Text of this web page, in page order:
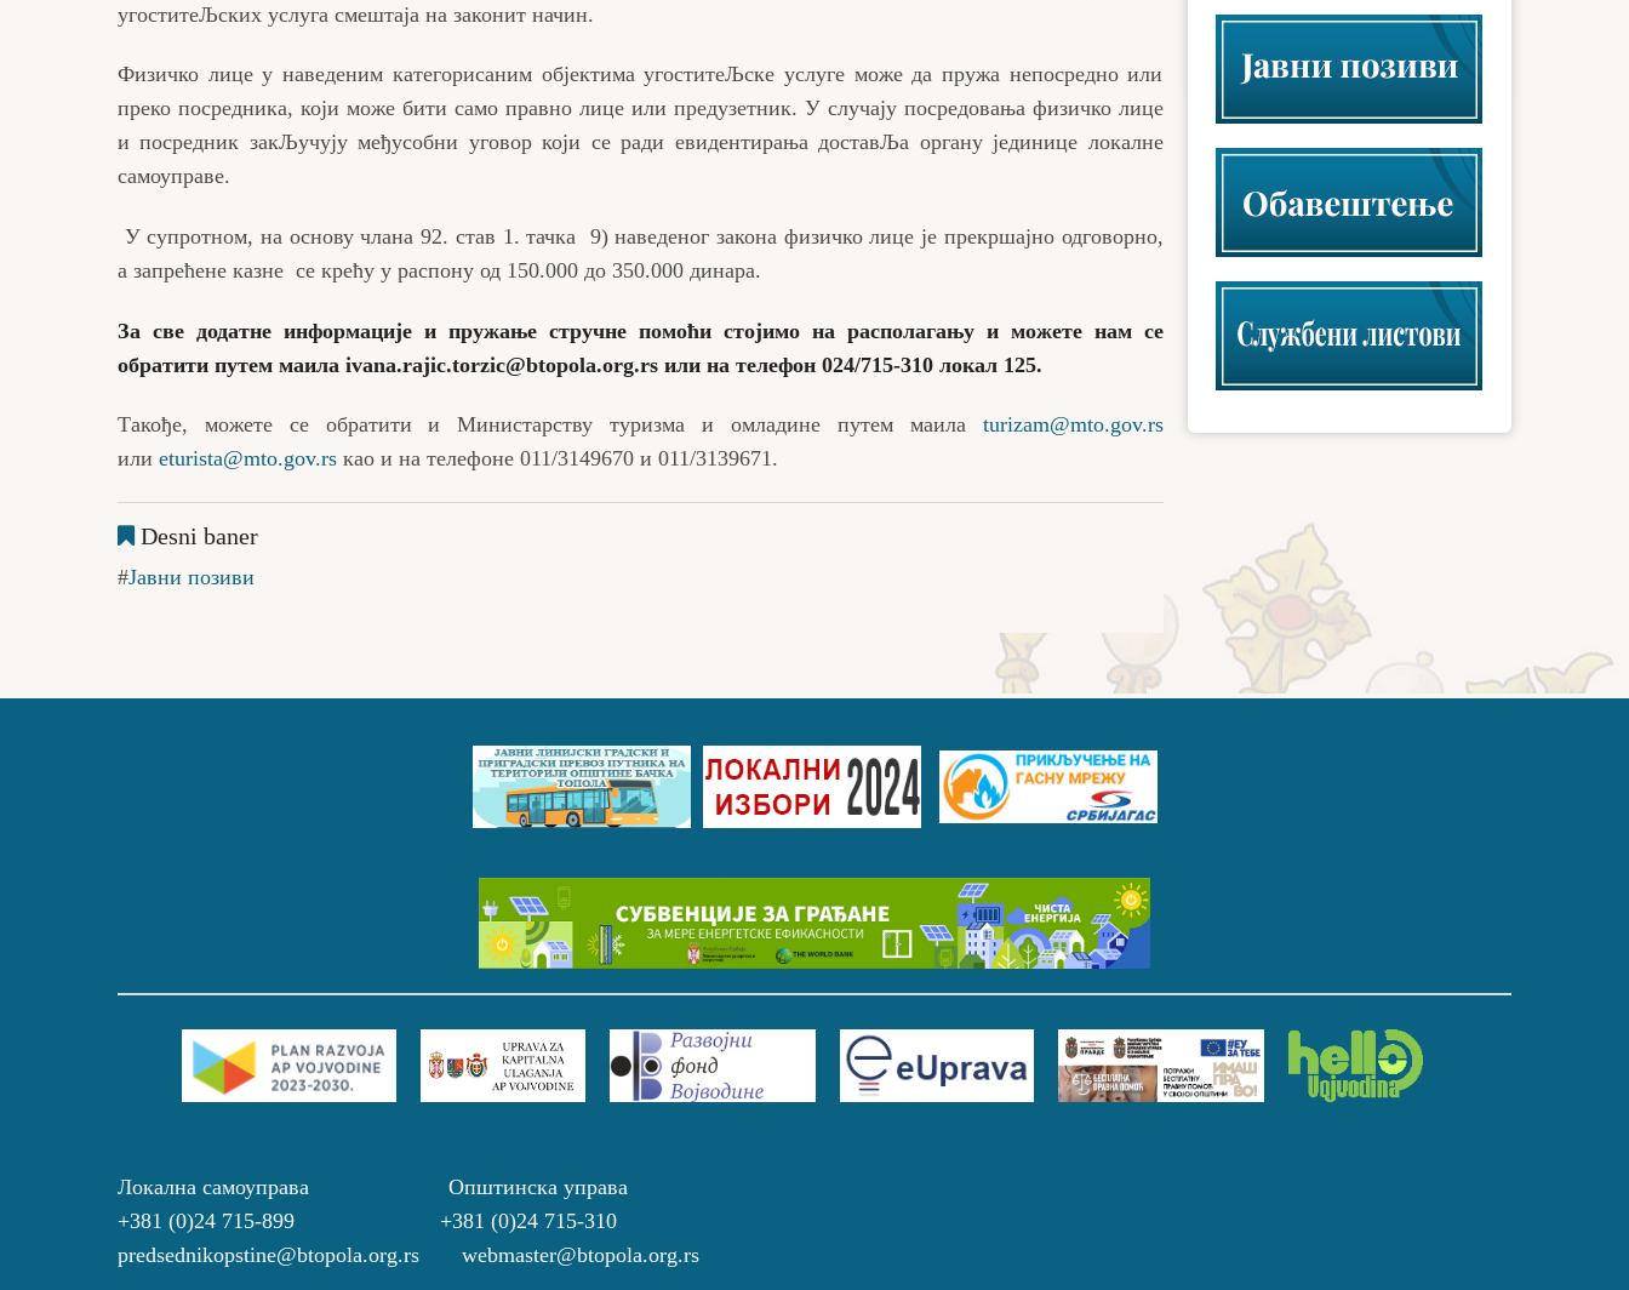
угоститеЉских услуга смештаја на законит начин.
Физичко лице у наведеним категорисаним објектима угоститеЉске услуге може да пружа непосредно или
преко посредника, који може бити само правно лице или предузетник. У случају посредовања физичко лице
и посредник закЉучују међусобни уговор који се ради евидентирања доставЉа органу јединице локалне
самоуправе.
У супротном, на основу члана 92. став 1. тачка 9) наведеног закона физичко лице је прекршајно одговорно,
а запрећене казне се крећу у распону од 150.000 до 350.000 динара.
За све додатне информације и пружање стручне помоћи стојимо на располагању и можете нам се
обратити путем маила ivana.rajic.torzic@btopola.org.rs или на телефон 024/715-310 локал 125.
Такође, можете се обратити и Министарству туризма и омладине путем маила turizam@mto.gov.rs
или eturista@mto.gov.rs као и на телефоне 011/3149670 и 011/3139671.
Desni baner
Јавни позиви
Локална самоуправа Општинска управа
+381 (0)24 715-899 +381 (0)24 715-310
predsednikopstine@btopola.org.rs webmaster@btopola.org.rs